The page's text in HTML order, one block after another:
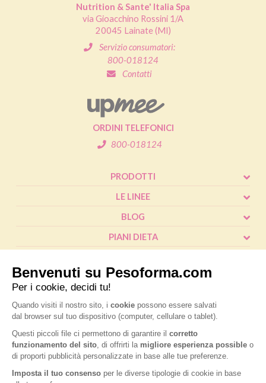
Nutrition & Sante' Italia Spa
via Gioacchino Rossini 1/A
20045 Lainate (MI)
Servizio consumatori:
800-018124
Contatti
ORDINI TELEFONICI
800-018124
PRODOTTI
LE LINEE
BLOG
PIANI DIETA
CALCOLO BMI
FAQ
® Pesoforma | Legal and privacy | Cookie policy | Accessibilità | P.IVA
IT02787970124 | Nutrition & Santé Italia S.p.A. a socio unico, soggetta a
direzione e coordinamento di Nardobel SAS | Made with passion by:Sdm